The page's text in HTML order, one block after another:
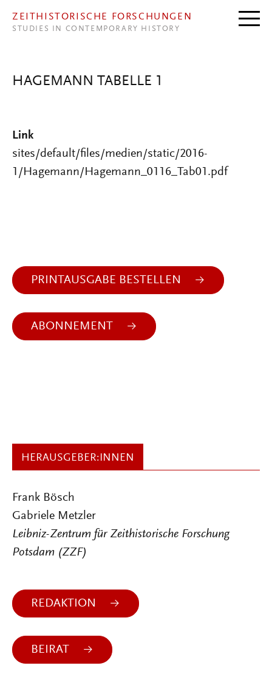
ZEITHISTORISCHE FORSCHUNGEN
STUDIES IN CONTEMPORARY HISTORY
HAGEMANN TABELLE 1
Link
sites/default/files/medien/static/2016-
1/Hagemann/Hagemann_0116_Tab01.pdf
PRINTAUSGABE BESTELLEN
ABONNEMENT
HERAUSGEBER:INNEN
Frank Bösch
Gabriele Metzler
Leibniz-Zentrum für Zeithistorische Forschung
Potsdam (ZZF)
REDAKTION
BEIRAT